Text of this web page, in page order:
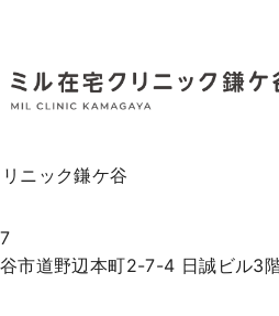
ニック鎌ケ谷
市道野辺本町2-7-4 日誠ビル3